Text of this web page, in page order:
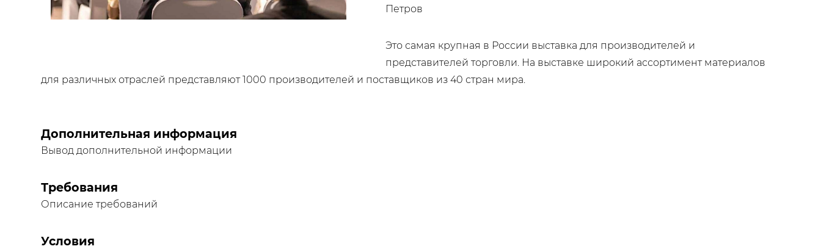
Петров
Это самая крупная в России выставка для производителей и
представителей торговли. На выставке широкий ассортимент материалов
для различных отраслей представляют 1000 производителей и поставщиков из 40 стран мира.
Дополнительная информация
Вывод дополнительной информации
Требования
Описание требований
Условия